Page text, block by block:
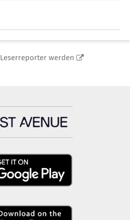
Leserreporter werden